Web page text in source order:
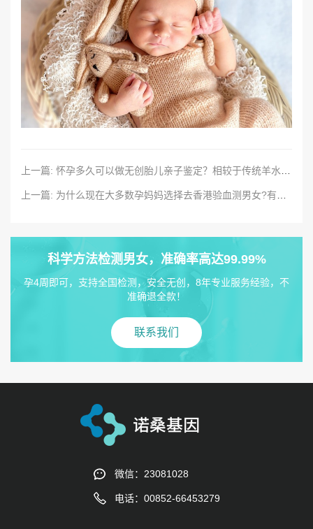
科学方法检测男女，准确率高达99.99%
孕4周即可，支持全国检测，安全无创，8年专业服务经验，不
准确退全款！
联系我们
微信：23081028
电话：00852-66453279